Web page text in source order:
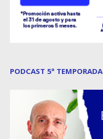
PODCAST 5ª TEMPORADA